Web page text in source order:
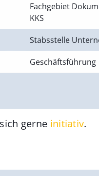
Fachgebiet
KKS
Stabsstelle
Geschäftsführung
gerne initiativ.